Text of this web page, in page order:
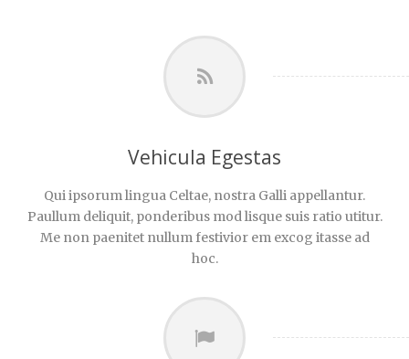
Vehicula Egestas
Qui ipsorum lingua Celtae, nostra Galli appellantur.
Paullum deliquit, ponderibus mod lisque suis ratio utitur.
Me non paenitet nullum festivior em excog itasse ad
hoc.